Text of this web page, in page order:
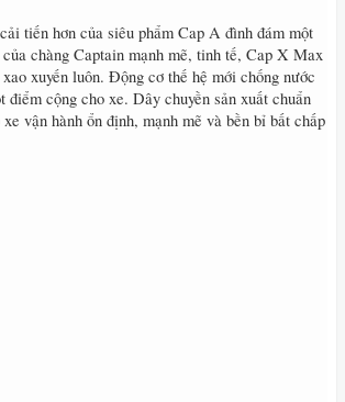
tiến hơn của siêu phẩm Cap A đình đám một
chàng Captain mạnh mẽ, tinh tế, Cap X Max
xuyến luôn. Động cơ thế hệ mới chống nước
điểm cộng cho xe. Dây chuyền sản xuất chuẩn
vận hành ổn định, mạnh mẽ và bền bỉ bất chấp